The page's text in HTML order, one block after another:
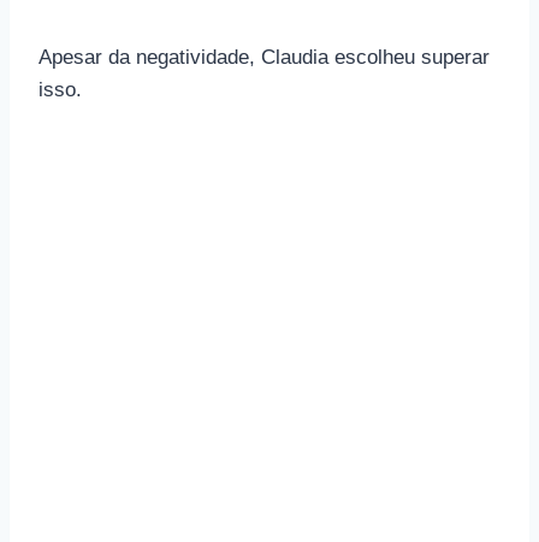
Apesar da negatividade, Claudia escolheu superar
isso.